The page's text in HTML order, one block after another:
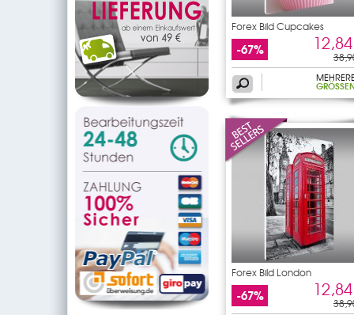
Forex Bild Cupcakes
-67%
GRÖSSEN
Forex Bild London
-67%